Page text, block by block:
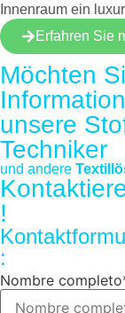
Innenraum ein
Erfahren Sie
Möchten
unsere
Techniker
und andere
!
:
Nombre completo